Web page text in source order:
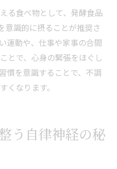
る食べ物として、発酵食品
意識的に摂ることが推奨さ
運動や、仕事や家事の合間
とで、心身の緊張をほぐし
慣を意識することで、不調
くなります。
う自律神経の秘